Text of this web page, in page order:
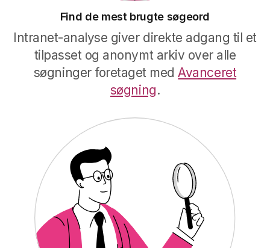
Find de mest brugte søgeord
Intranet-analyse giver direkte adgang til et
tilpasset og anonymt arkiv over alle
søgninger foretaget medAvanceret
søgning.